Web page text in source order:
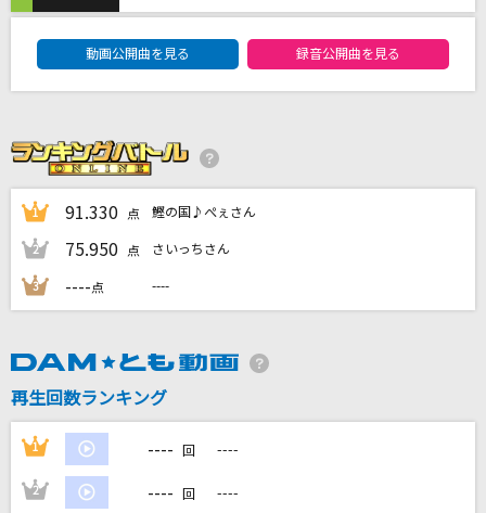
サカナクション
[生音]長谷寺の雨 ～晩秋の大和路～
鳥羽一郎
ぬくもり
川崎鷹也
すずめ feat.十明
RADWIMPS
DAMの新曲・ランキングなど
カラオケ最新情報をチェック！
動画公開曲を見る 録音公開曲を見る
1 91.330 点 鰹の国♪ぺぇさん
2 75.950 点 さいっちさん
3 ----点 ----
再生回数ランキング
1 ---- 回 ----
2 ---- 回 ----